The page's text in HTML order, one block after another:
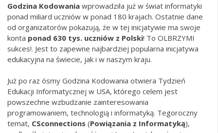
Godzina Kodowania wprowadziła już w świat informatyki
ponad miliard uczniów w ponad 180 krajach. Ostatnie dane
od organizatorów pokazują, że w tej inicjatywie ma swoje
konta ponad 630 tys. uczniów z Polski! To OLBRZYMI
sukces!. Jest to zapewne najbardziej popularna inicjatywa
edukacyjna na świecie, jak i w naszym kraju.
Już po raz ósmy Godzina Kodowania otwiera Tydzień
Edukacji Informatycznej w USA, którego celem jest
powszechne wzbudzanie zainteresowania
programowaniem, technologią i informatyką. Tegoroczny
temat, CSconnections (Powiązania z Informatyką),